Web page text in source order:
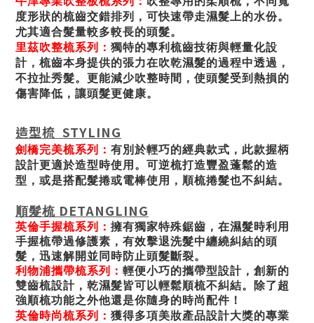
度形狀的梳齒交錯排列，可快速帶走濕髮上的水份。
尤其適合髮量較多較長的頭髮。
里茲吹整梳系列： 獨特的專利梳齒技術與輕量化設
計，梳齒本身提供的張力在吹乾濕髮的過程中透過，
不拉扯秀髮。更能減少吹整時間，使頭髮受到熱損的
傷害降低，讓頭髮更健康。
造型梳 STYLING
劍橋完美梳系列： 有別於輕巧的經典款式，此款握柄
設計更適於造型時使用。可逆梳打造豐盈蓬鬆的造
型，或是搭配髮捲或電棒使用，順梳捲髮也不糾結。
順髮梳 DETANGLING
英倫手握梳系列： 擁有獨家特殊鋸齒，在濕髮時利用
手握梳帶過修護素，有效擊退洗髮中纏繞糾結的頭
髮，迅速解開並同時防止頭髮斷裂。
利物浦攜帶梳系列： 輕便小巧的攜帶型設計，創新的
雙齒梳設計，乾濕髮皆可以輕鬆順梳不糾結。除了超
強順梳功能之外他還是你隨身的時尚配件！
英倫時尚梳系列： 獲得多項美妝產品設計大獎的專業